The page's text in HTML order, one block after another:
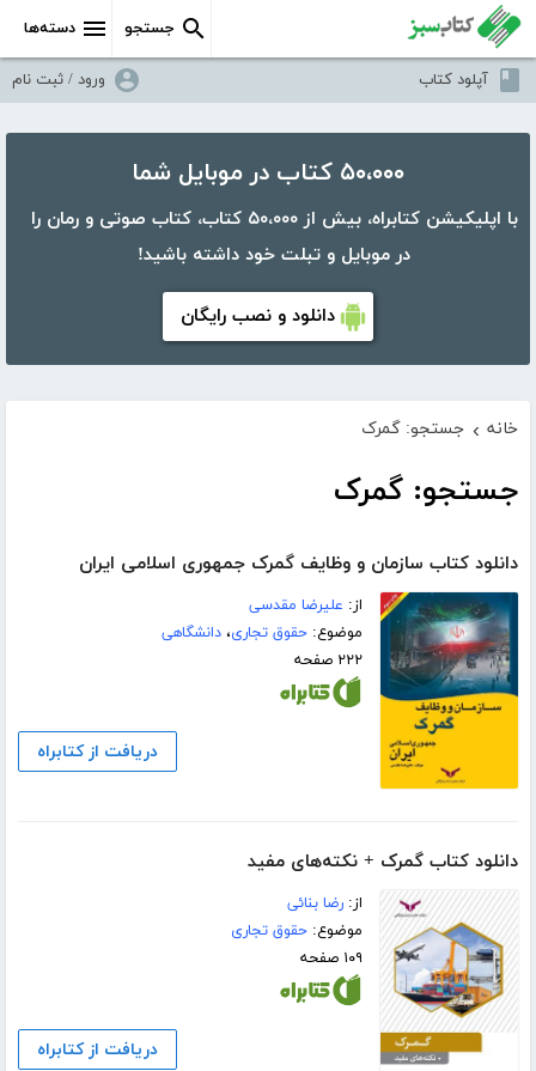
دسته‌ها جستجو
آپلود کتاب ورود / ثبت نام
۵۰،۰۰۰ کتاب در موبایل شما
با اپلیکیشن کتابراه، بیش از ۵۰،۰۰۰ کتاب، کتاب صوتی و رمان را
در موبایل و تبلت خود داشته باشید!
دانلود و نصب رایگان
خانه › جستجو: گمرک
جستجو: گمرک
دانلود کتاب سازمان و وظایف گمرک جمهوری اسلامی ایران
از: علیرضا مقدسی
موضوع:حقوق تجاری،دانشگاهی
۲۲۲ صفحه
دریافت از کتابراه
دانلود کتاب گمرک + نکته‌های مفید
از:رضا بنائی
موضوع:حقوق تجاری
۱۰۹ صفحه
دریافت از کتابراه